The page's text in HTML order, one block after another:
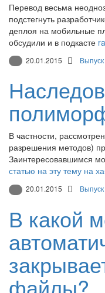
Перевод весьма
подстегнуть
деплоя на мобильные
обсудили и в подкасте
20.01.2015 Выпуск
В частности,
разрешения методов)
Заинтересовавшимся
статью на эту тему на
20.01.2015 Выпуск
В какой
файлы?